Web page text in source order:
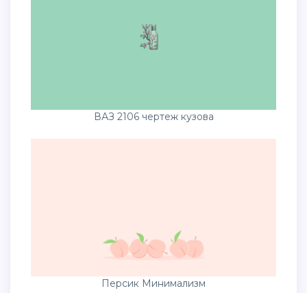
ВАЗ 2106 чертеж кузова
Персик Минимализм